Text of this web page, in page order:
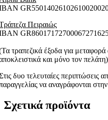
Πειραιώς
τραπεζικά έξοδα για
και μόνο τον πελάτη)
δυο τελευταίες περιπτώσεις
να αναγράφονται
Σχετικά προϊόντα